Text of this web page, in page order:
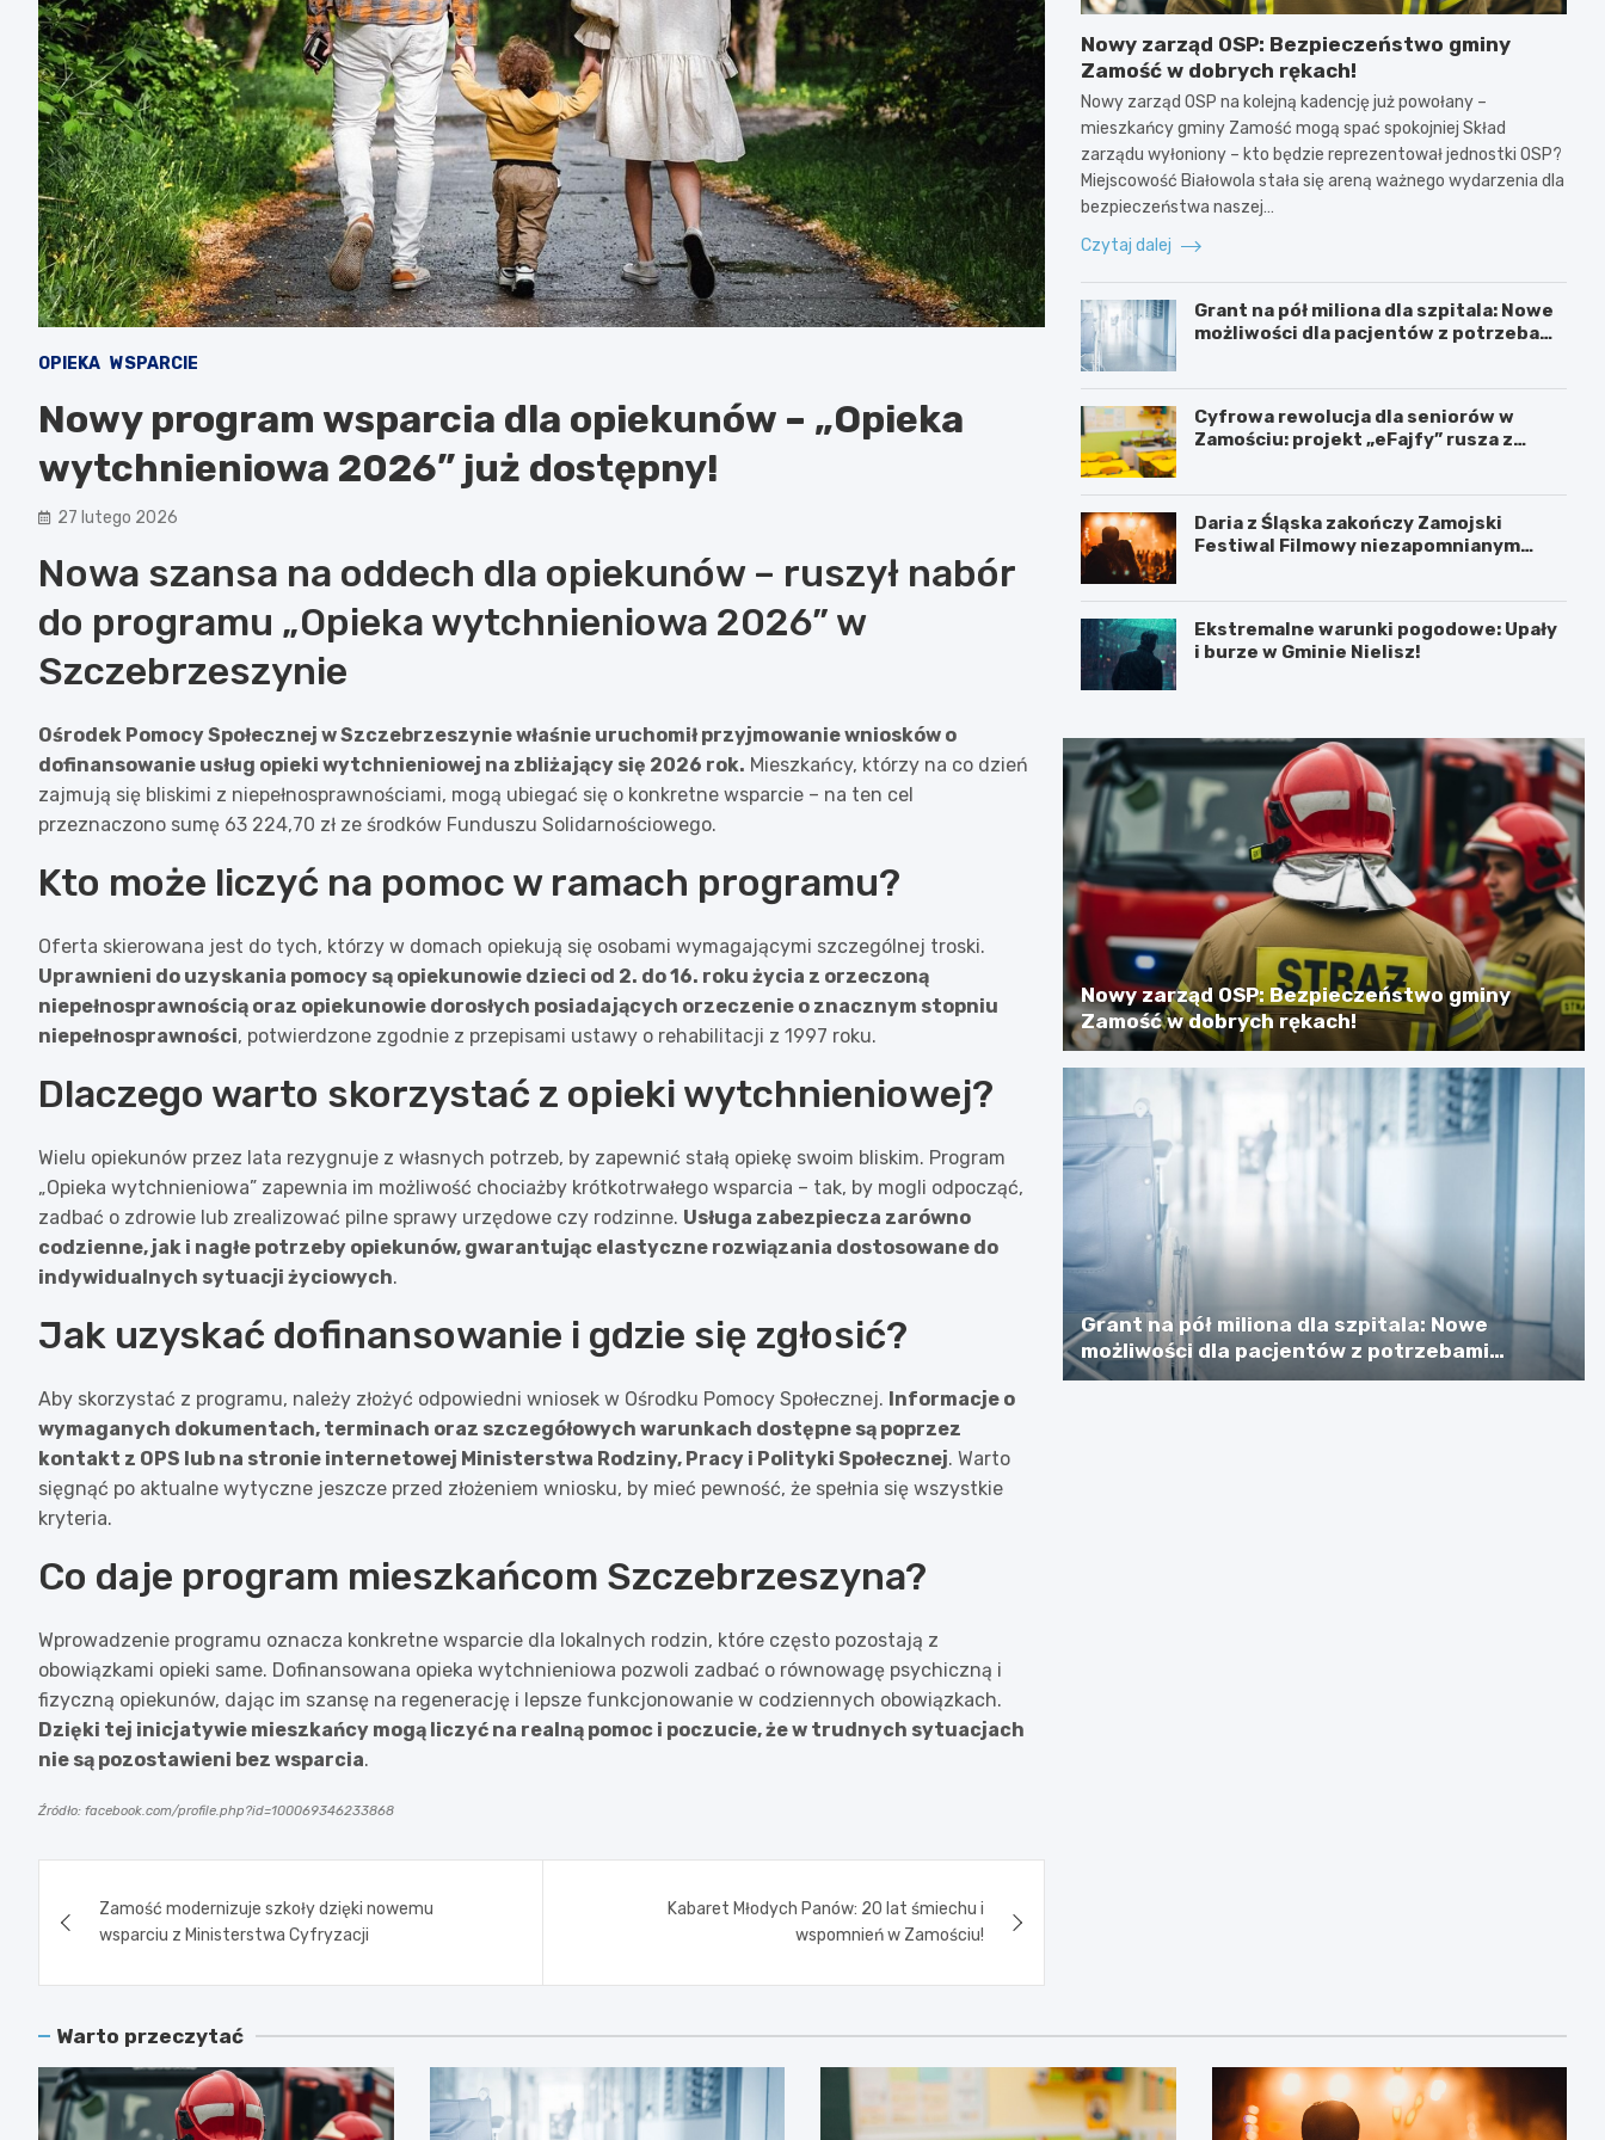
OPIEKA WSPARCIE
Nowy program wsparcia dla opiekunów – „Opieka
wytchnieniowa 2026” już dostępny!
27 lutego 2026
Nowa szansa na oddech dla opiekunów – ruszył nabór
do programu „Opieka wytchnieniowa 2026” w
Szczebrzeszynie
Ośrodek Pomocy Społecznej w Szczebrzeszynie właśnie uruchomił przyjmowanie wniosków o
dofinansowanie usług opieki wytchnieniowej na zbliżający się 2026 rok. Mieszkańcy, którzy na co dzień
zajmują się bliskimi z niepełnosprawnościami, mogą ubiegać się o konkretne wsparcie – na ten cel
przeznaczono sumę 63 224,70 zł ze środków Funduszu Solidarnościowego.
Kto może liczyć na pomoc w ramach programu?
Oferta skierowana jest do tych, którzy w domach opiekują się osobami wymagającymi szczególnej troski.
Uprawnieni do uzyskania pomocy są opiekunowie dzieci od 2. do 16. roku życia z orzeczoną
niepełnosprawnością oraz opiekunowie dorosłych posiadających orzeczenie o znacznym stopniu
niepełnosprawności, potwierdzone zgodnie z przepisami ustawy o rehabilitacji z 1997 roku.
Dlaczego warto skorzystać z opieki wytchnieniowej?
Wielu opiekunów przez lata rezygnuje z własnych potrzeb, by zapewnić stałą opiekę swoim bliskim. Program
„Opieka wytchnieniowa” zapewnia im możliwość chociażby krótkotrwałego wsparcia – tak, by mogli odpocząć,
zadbać o zdrowie lub zrealizować pilne sprawy urzędowe czy rodzinne. Usługa zabezpiecza zarówno
codzienne, jak i nagłe potrzeby opiekunów, gwarantując elastyczne rozwiązania dostosowane do
indywidualnych sytuacji życiowych.
Jak uzyskać dofinansowanie i gdzie się zgłosić?
Aby skorzystać z programu, należy złożyć odpowiedni wniosek w Ośrodku Pomocy Społecznej. Informacje o
wymaganych dokumentach, terminach oraz szczegółowych warunkach dostępne są poprzez
kontakt z OPS lub na stronie internetowej Ministerstwa Rodziny, Pracy i Polityki Społecznej. Warto
sięgnąć po aktualne wytyczne jeszcze przed złożeniem wniosku, by mieć pewność, że spełnia się wszystkie
kryteria.
Co daje program mieszkańcom Szczebrzeszyna?
Wprowadzenie programu oznacza konkretne wsparcie dla lokalnych rodzin, które często pozostają z
obowiązkami opieki same. Dofinansowana opieka wytchnieniowa pozwoli zadbać o równowagę psychiczną i
fizyczną opiekunów, dając im szansę na regenerację i lepsze funkcjonowanie w codziennych obowiązkach.
Dzięki tej inicjatywie mieszkańcy mogą liczyć na realną pomoc i poczucie, że w trudnych sytuacjach
nie są pozostawieni bez wsparcia.
Źródło: facebook.com/profile.php?id=100069346233868
wpisu
Zamość modernizuje szkoły dzięki nowemu
wsparciu z Ministerstwa Cyfryzacji
Kabaret Młodych Panów: 20 lat śmiechu i
wspomnień w Zamościu!
Nowy zarząd OSP: Bezpieczeństwo gminy
Zamość w dobrych rękach!
Nowy zarząd OSP na kolejną kadencję już powołany –
mieszkańcy gminy Zamość mogą spać spokojniej Skład
zarządu wyłoniony – kto będzie reprezentował jednostki OSP?
Miejscowość Białowola stała się areną ważnego wydarzenia dla
bezpieczeństwa naszej…
Czytaj dalej
Grant na pół miliona dla szpitala: Nowe
możliwości dla pacjentów z potrzebami
Cyfrowa rewolucja dla seniorów w
Zamościu: projekt „eFajfy” rusza z
Daria z Śląska zakończy Zamojski
Festiwal Filmowy niezapomnianym
Ekstremalne warunki pogodowe: Upały
i burze w Gminie Nielisz!
Nowy zarząd OSP: Bezpieczeństwo gminy
Zamość w dobrych rękach!
Grant na pół miliona dla szpitala: Nowe
możliwości dla pacjentów z potrzebami
specjalnymi
Warto przeczytać